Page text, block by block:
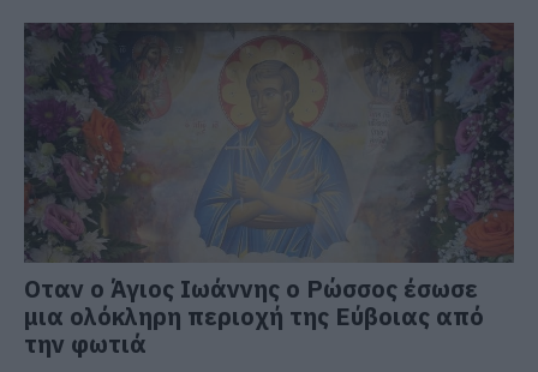
Οταν ο Άγιος Ιωάννης ο Ρώσσος έσωσε
μια ολόκληρη περιοχή της Εύβοιας από
την φωτιά